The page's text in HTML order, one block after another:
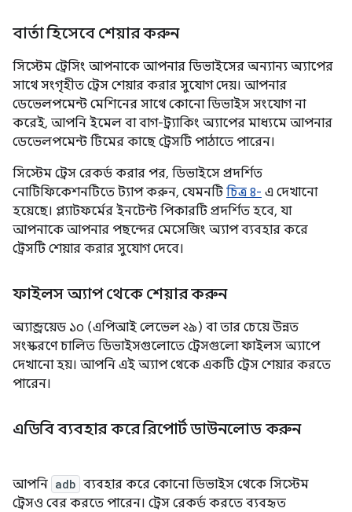
বার্তা হিসেবে শেয়ার করুন
সিস্টেম ট্রেসিং আপনাকে আপনার ডিভাইসের অন্যান্য অ্যাপের
সাথে সংগৃহীত ট্রেস শেয়ার করার সুযোগ দেয়। আপনার
ডেভেলপমেন্ট মেশিনের সাথে কোনো ডিভাইস সংযোগ না
করেই, আপনি ইমেল বা বাগ-ট্র্যাকিং অ্যাপের মাধ্যমে আপনার
ডেভেলপমেন্ট টিমের কাছে ট্রেসটি পাঠাতে পারেন।
সিস্টেম ট্রেস রেকর্ড করার পর, ডিভাইসে প্রদর্শিত
নোটিফিকেশনটিতে ট্যাপ করুন, যেমনটি চিত্র ৪- এ দেখানো
হয়েছে। প্ল্যাটফর্মের ইনটেন্ট পিকারটি প্রদর্শিত হবে, যা
আপনাকে আপনার পছন্দের মেসেজিং অ্যাপ ব্যবহার করে
ট্রেসটি শেয়ার করার সুযোগ দেবে।
ফাইলস অ্যাপ থেকে শেয়ার করুন
অ্যান্ড্রয়েড ১০ (এপিআই লেভেল ২৯) বা তার চেয়ে উন্নত
সংস্করণে চালিত ডিভাইসগুলোতে ট্রেসগুলো ফাইলস অ্যাপে
দেখানো হয়। আপনি এই অ্যাপ থেকে একটি ট্রেস শেয়ার করতে
পারেন।
এডিবি ব্যবহার করে রিপোর্ট ডাউনলোড করুন
আপনি adb ব্যবহার করে কোনো ডিভাইস থেকে সিস্টেম
ট্রেসও বের করতে পারেন। ট্রেস রেকর্ড করতে ব্যবহৃত